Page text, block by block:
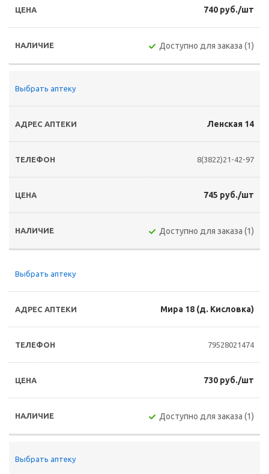
740 руб./шт
Доступно для заказа (1)
Выбрать аптеку
Ленская 14
8(3822)21-42-97
745 руб./шт
Доступно для заказа (1)
Выбрать аптеку
Мира 18 (д. Кисловка)
79528021474
730 руб./шт
Доступно для заказа (1)
Выбрать аптеку